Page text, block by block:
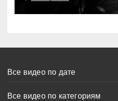
Все видео по дате
Все видео по категориям